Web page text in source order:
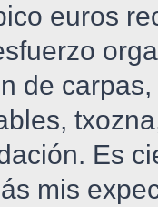
euros
de
Es
mis